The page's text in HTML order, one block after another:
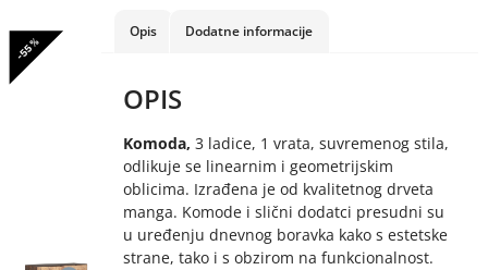
-55%
Opis Dodatne informacije
OPIS
Komoda, 3 ladice, 1 vrata, suvremenog stila,
odlikuje se linearnim i geometrijskim
oblicima. Izrađena je od kvalitetnog drveta
manga. Komode i slični dodatci presudni su
u uređenju dnevnog boravka kako s estetske
strane, tako i s obzirom na funkcionalnost.